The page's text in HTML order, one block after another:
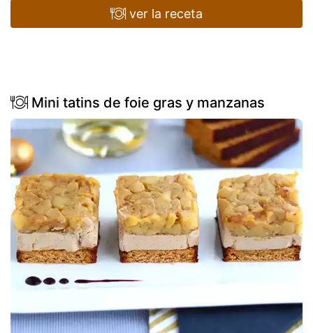
ver la receta
Mini tatins de foie gras y manzanas